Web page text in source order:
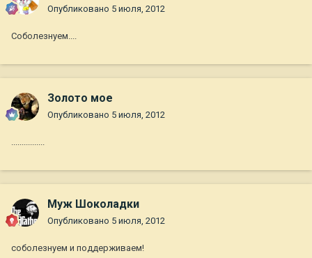
Опубликовано 5 июля, 2012
Соболезнуем....
Золото мое
Опубликовано 5 июля, 2012
................
Муж Шоколадки
Опубликовано 5 июля, 2012
соболезнуем и поддерживаем!